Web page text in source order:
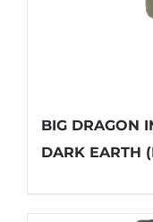
BIG DRAGON
DARK EARTH